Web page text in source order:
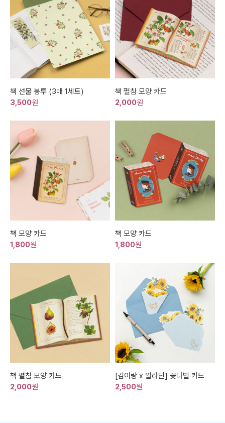
책 선물 봉투 (3매 1세트)
3,500원
책 펼침 모양 카드
2,000원
책 모양 카드
1,800원
책 모양 카드
1,800원
책 펼침 모양 카드
2,000원
[김이랑 x 알라딘] 꽃다발 카드
2,500원